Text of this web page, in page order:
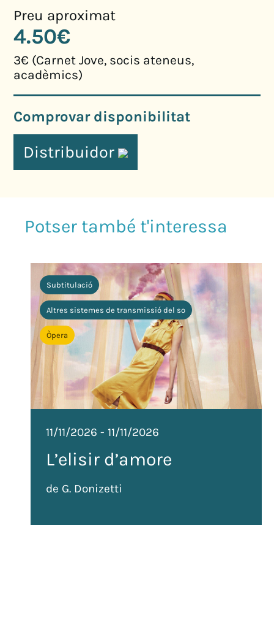
Preu aproximat
4.50€
3€ (Carnet Jove, socis ateneus,
acadèmics)
Comprovar disponibilitat
Distribuidor
Subtitulació
Altres sistemes de transmissió del so
Òpera
11/11/2026 - 11/11/2026
L’elisir d’amore
de G. Donizetti